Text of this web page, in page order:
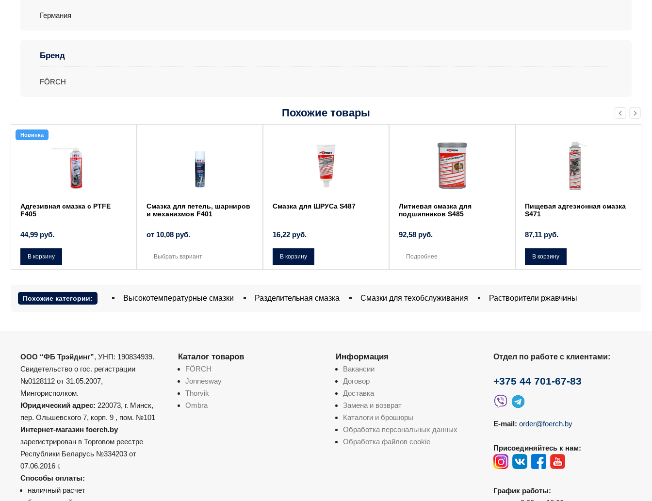
Германия
Бренд
FÖRCH
Похожие товары
Адгезивная смазка с PTFE
F405
44,99 руб.
Новинка
В корзину
Смазка для петель, шарниров
и механизмов F401
от 10,08 руб.
Выбрать вариант
Смазка для ШРУСа S487
16,22 руб.
В корзину
Литиевая смазка для
подшипников S485
92,58 руб.
Подробнее
Пищевая адгезионная cмазка
S471
87,11 руб.
В корзину
Похожие категории: Высокотемпературные смазки Разделительная смазка Смазки для техобслуживания Растворители ржавчины
ООО “ФБ Трэйдинг”, УНП: 190834939.
Свидетельство о гос. регистрации
№0128112 от 31.05.2007,
Мингорисполком.
Юридический адрес: 220073, г. Минск,
пер. Ольшевского 7, корп. 9 , пом. №101
Интернет-магазин foerch.by
зарегистрирован в Торговом реестре
Республики Беларусь №334203 от
07.06.2016 г.
Способы оплаты:
наличный расчет
Каталог товаров
FÖRCH
Jonnesway
Thorvik
Ombra
Информация
Вакансии
Договор
Доставка
Замена и возврат
Каталоги и брошюры
Обработка персональных данных
Обработка файлов cookie
Отдел по работе с клиентами:
+375 44 701-67-83
E-mail: order@foerch.by
Присоединяйтесь к нам:
График работы: